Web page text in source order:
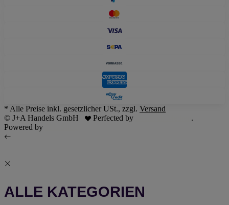
* Alle Preise inkl. gesetzlicher USt., zzgl. Versand
© J+A Handels GmbH
Perfected by
.
Powered by
ALLE KATEGORIEN